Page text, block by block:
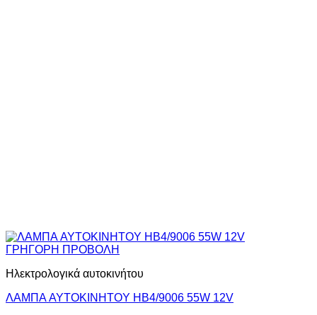
ΓΡΗΓΟΡΗ ΠΡΟΒΟΛΗ
Ηλεκτρολογικά αυτοκινήτου
ΛΑΜΠΑ AYTOKINHTOY HB4/9006 55W 12V